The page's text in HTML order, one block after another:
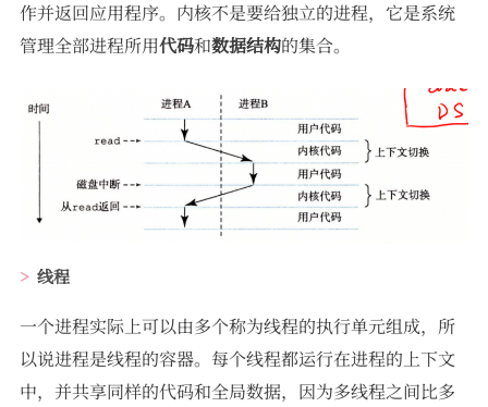
作并返回应用程序。内核不是要给独立的进程，它是系统
管理全部进程所用代码和数据结构的集合。
线程
一个进程实际上可以由多个称为线程的执行单元组成，所
以说进程是线程的容器。每个线程都运行在进程的上下文
中，并共享同样的代码和全局数据，因为多线程之间比多